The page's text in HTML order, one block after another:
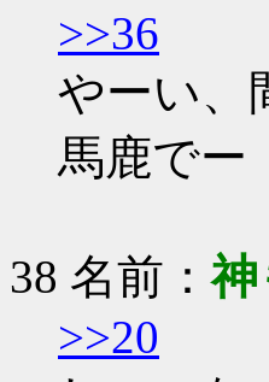
>>36
やーい、
馬鹿でー
38 名前：
>>20